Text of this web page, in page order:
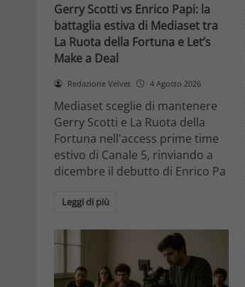
Gerry Scotti vs Enrico Papi: la
battaglia estiva di Mediaset tra
La Ruota della Fortuna e Let’s
Make a Deal
Redazione Velvet 4 Agosto 2026
Mediaset sceglie di mantenere
Gerry Scotti e La Ruota della
Fortuna nell'access prime time
estivo di Canale 5, rinviando a
dicembre il debutto di Enrico Pa
Leggi di più